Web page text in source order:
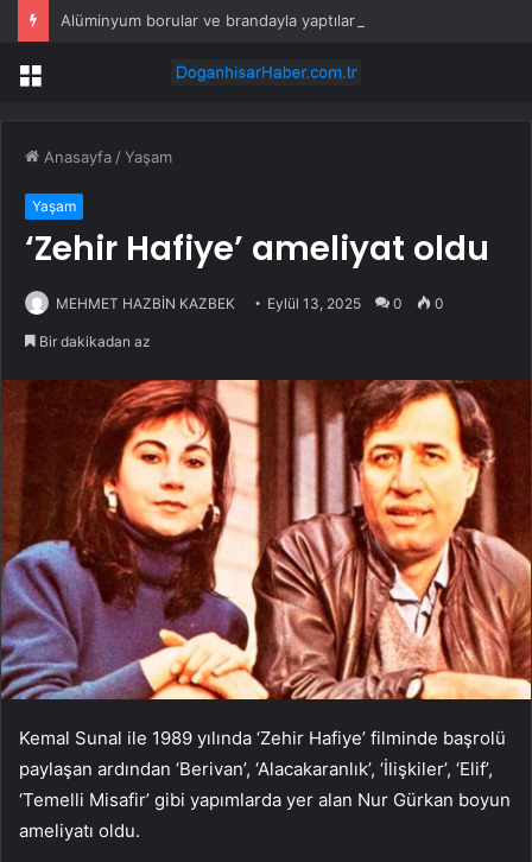
Menü
Anasayfa /Yaşam
Yaşam
‘Zehir Hafiye’ ameliyat oldu
MEHMET HAZBİN KAZBEK Eylül 13, 2025 0 0
Bir dakikadan az
Kemal Sunal ile 1989 yılında ‘Zehir Hafiye’ filminde başrolü
paylaşan ardından ‘Berivan’, ‘Alacakaranlık’, ‘İlişkiler’, ‘Elif’,
‘Temelli Misafir’ gibi yapımlarda yer alan Nur Gürkan boyun
ameliyatı oldu.